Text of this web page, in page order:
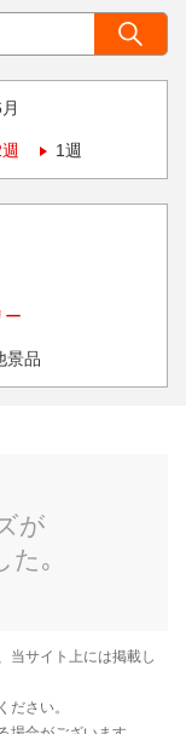
1週
ー
景品